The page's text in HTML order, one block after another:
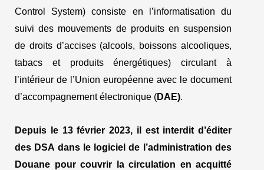
Control System) consiste en l’informatisation du
suivi des mouvements de produits en suspension
de droits d’accises (alcools, boissons alcooliques,
tabacs et produits énergétiques) circulant à
l’intérieur de l’Union européenne avec le document
d’accompagnement électronique (DAE).
Depuis le 13 février 2023, il est interdit d’éditer
des DSA dans le logiciel de l’administration des
Douane pour couvrir la circulation en acquitté